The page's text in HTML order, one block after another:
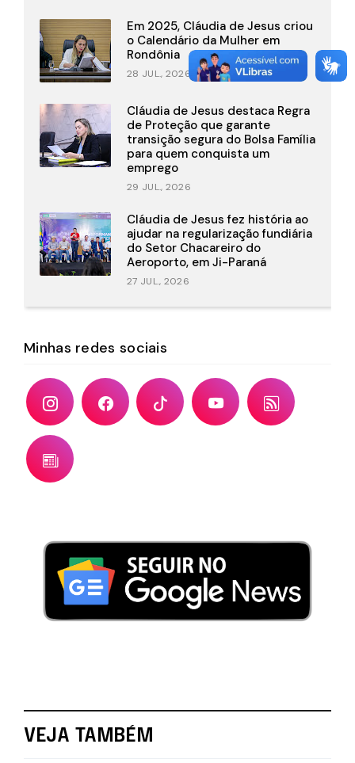
Em 2025, Cláudia de Jesus criou
o Calendário da Mulher em
Rondônia
28 JUL., 2026
Cláudia de Jesus destaca Regra
de Proteção que garante
transição segura do Bolsa Família
para quem conquista um
emprego
29 JUL., 2026
Cláudia de Jesus fez história ao
ajudar na regularização fundiária
do Setor Chacareiro do
Aeroporto, em Ji-Paraná
27 JUL., 2026
Minhas redes sociais
VEJA TAMBÉM